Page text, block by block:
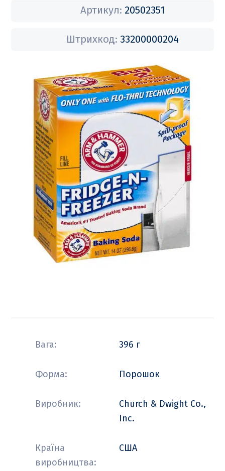
Артикул: 20502351
Штрихкод:33200000204
Вага: 396 г
Форма: Порошок
Виробник:
Church & Dwight Co.,
Inc.
Країна
виробництва:
США